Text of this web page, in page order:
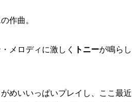
の作曲。
メロディに激しく トニーが鳴らし
めいいっぱいプレイし、ここ最近